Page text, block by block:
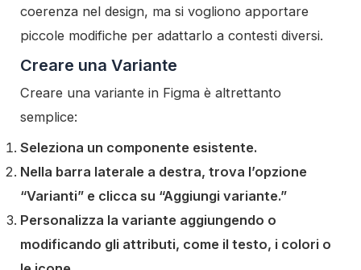
coerenza nel design, ma si vogliono apportare
piccole modifiche per adattarlo a contesti diversi.
Creare una Variante
Creare una variante in Figma è altrettanto
semplice:
Seleziona un componente esistente.
Nella barra laterale a destra, trova l’opzione
“Varianti” e clicca su “Aggiungi variante.”
Personalizza la variante aggiungendo o
modificando gli attributi, come il testo, i colori o